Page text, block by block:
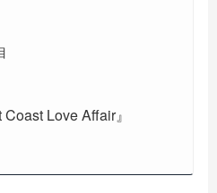
Love Affair』